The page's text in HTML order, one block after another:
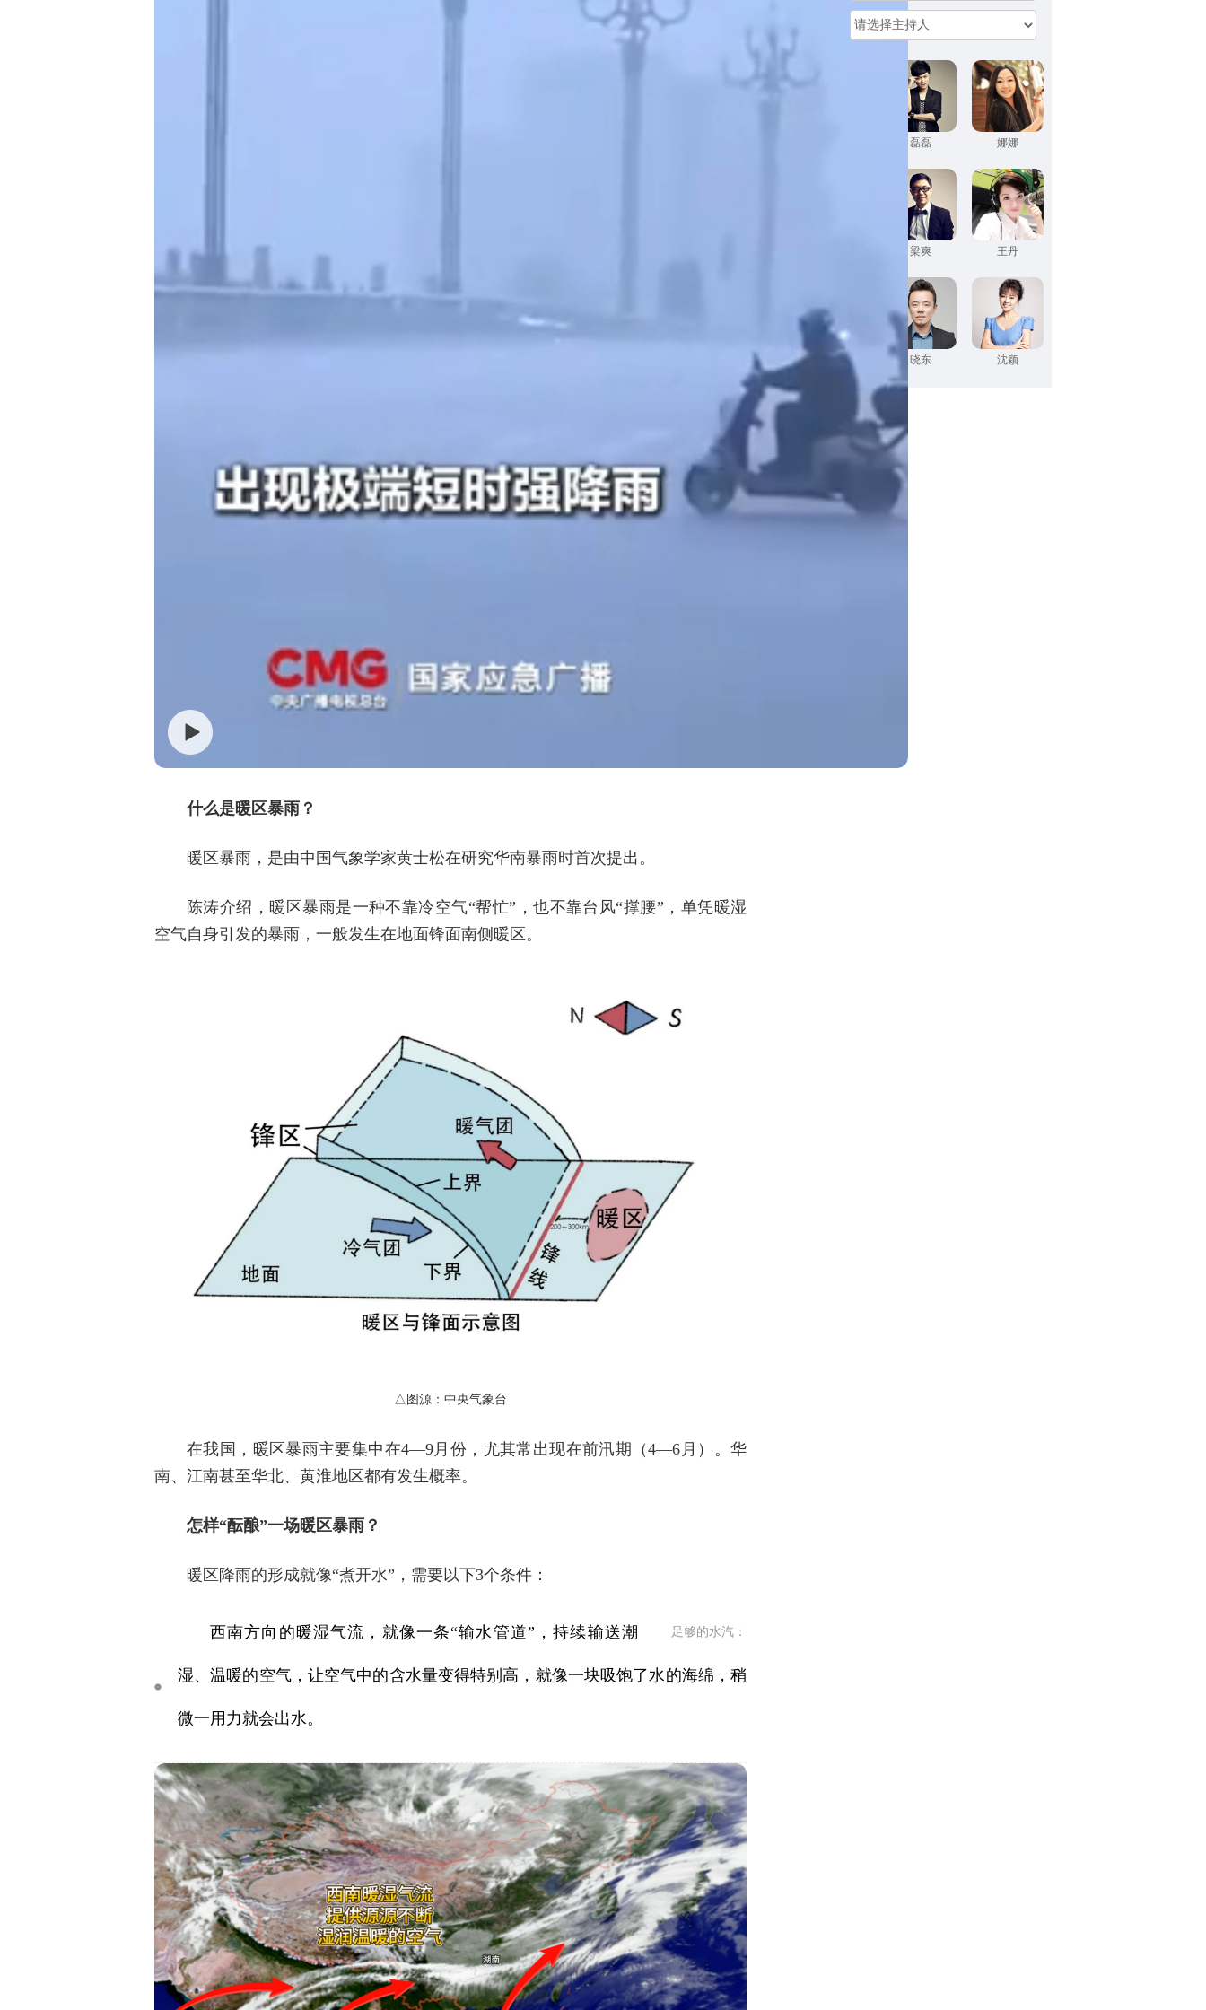
什么是暖区暴雨？
暖区暴雨，是由中国气象学家黄士松在研究华南暴雨时首次提出。
陈涛介绍，暖区暴雨是一种不靠冷空气“帮忙”，也不靠台风“撑腰”， 单凭暖湿
空气自身引发的暴雨，一般发生在地面锋面南侧暖区。
△图源：中央气象台
在我国，暖区暴雨主要集中在4—9月份，尤其常出现在前汛期（4—6月）
。华
南、江南甚至华北、黄淮地区都有发生概率。
怎样“酝酿”一场暖区暴雨？
暖区降雨的形成就像“煮开水”，需要以下3个条件：
足够的水汽：
西南方向的暖湿气流，就像一条“输水管道”，持续输送潮
湿、温暖的空气，让空气中的含水量变得特别高，就像一块吸饱了水的海绵，稍
微一用力就会出水。
磊磊 娜娜
梁爽 王丹
晓东 沈颖